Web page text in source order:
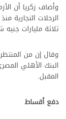
وأضاف زكريا أن
الرحلات التجارية
ثلاثة مليارات
وقال إن من
البنك الأهلي
المقبل.
دفع أقساط